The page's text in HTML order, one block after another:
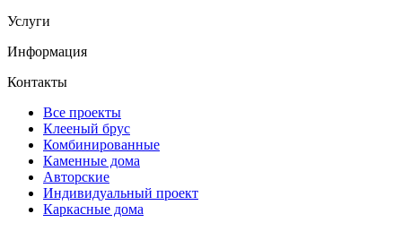
Услуги
Информация
Контакты
Все проекты
Клееный брус
Комбинированные
Каменные дома
Авторские
Индивидуальный проект
Каркасные дома